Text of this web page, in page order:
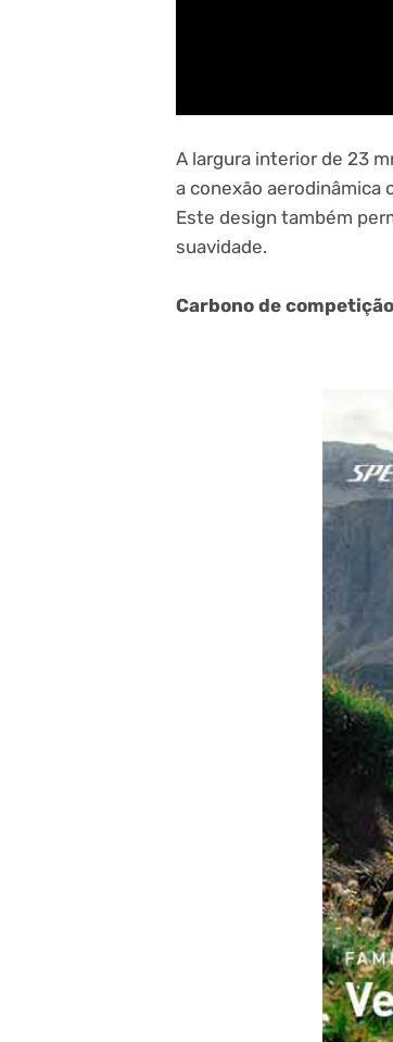
A largura interior de 23
a conexão aerodinâmica
Este design também
suavidade.
Carbono de competição